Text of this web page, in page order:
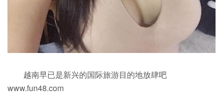
越南早已是新兴的国际旅游目的地放肆吧
www.fun48.com